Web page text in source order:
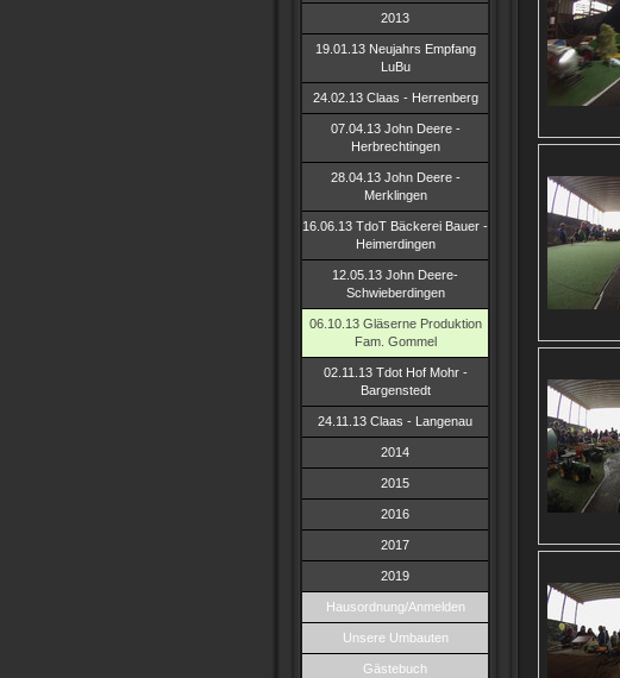
2013
19.01.13 Neujahrs Empfang
LuBu
24.02.13 Claas - Herrenberg
07.04.13 John Deere -
Herbrechtingen
28.04.13 John Deere -
Merklingen
16.06.13 TdoT Bäckerei Bauer -
Heimerdingen
12.05.13 John Deere-
Schwieberdingen
06.10.13 Gläserne Produktion
Fam. Gommel
02.11.13 Tdot Hof Mohr -
Bargenstedt
24.11.13 Claas - Langenau
2014
2015
2016
2017
2019
Hausordnung/Anmelden
Unsere Umbauten
Gästebuch